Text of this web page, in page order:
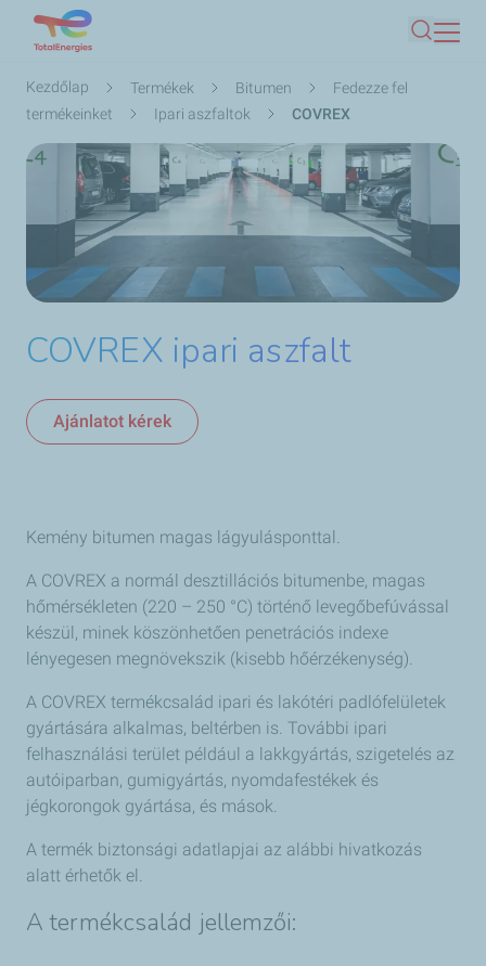
tartalomra
Keresés
Morzsa
Kezdőlap Termékek Bitumen
Fedezze fel
termékeinket
Ipari aszfaltok COVREX
COVREX ipari aszfalt
Ajánlatot kérek
Kemény bitumen magas lágyulásponttal.
A COVREX a normál desztillációs bitumenbe, magas
hőmérsékleten (220 – 250 °C) történő levegőbefúvással
készül, minek köszönhetően penetrációs indexe
lényegesen megnövekszik (kisebb hőérzékenység).
A COVREX termékcsalád ipari és lakótéri padlófelületek
gyártására alkalmas, beltérben is. További ipari
felhasználási terület például a lakkgyártás, szigetelés az
autóiparban, gumigyártás, nyomdafestékek és
jégkorongok gyártása, és mások.
A termék biztonsági adatlapjai az alábbi hivatkozás
alatt érhetők el.
A termékcsalád jellemzői: